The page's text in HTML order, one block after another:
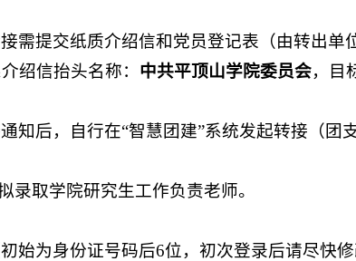
需提交纸质介绍信和党员登记表（由转出
绍信抬头名称： 中共平顶山学院委员会，目
知后，自行在“智慧团建”系统发起转接（
录取学院研究生工作负责老师。
始为身份证号码后6位，初次登录后请尽快